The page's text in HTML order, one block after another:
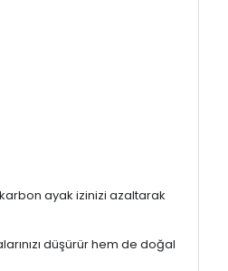
ayak izinizi azaltarak
düşürür hem de doğal